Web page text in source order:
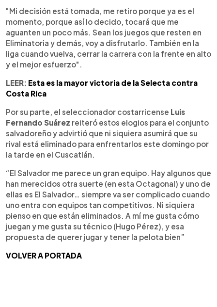
"Mi decisión está tomada, me retiro porque ya es el
momento, porque así lo decido, tocará que me
aguanten un poco más. Sean los juegos que resten en
Eliminatoria y demás, voy a disfrutarlo. También en la
liga cuando vuelva, cerrar la carrera con la frente en alto
y el mejor esfuerzo".
LEER: Esta es la mayor victoria de la Selecta contra
Costa Rica
Por su parte, el seleccionador costarricense Luis
Fernando Suárez reiteró estos elogios para el conjunto
salvadoreño y advirtió que ni siquiera asumirá que su
rival está eliminado para enfrentarlos este domingo por
la tarde en el Cuscatlán.
“El Salvador me parece un gran equipo. Hay algunos que
han merecidos otra suerte (en esta Octagonal) y uno de
ellas es El Salvador… siempre va ser complicado cuando
uno entra con equipos tan competitivos. Ni siquiera
pienso en que están eliminados. A mí me gusta cómo
juegan y me gusta su técnico (Hugo Pérez), y esa
propuesta de querer jugar y tener la pelota bien”
VOLVER A PORTADA